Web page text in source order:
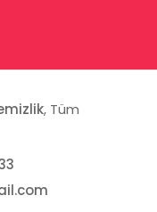
, Tüm